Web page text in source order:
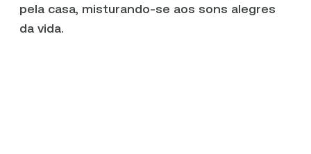
pela casa, misturando-se aos sons alegres
da vida.